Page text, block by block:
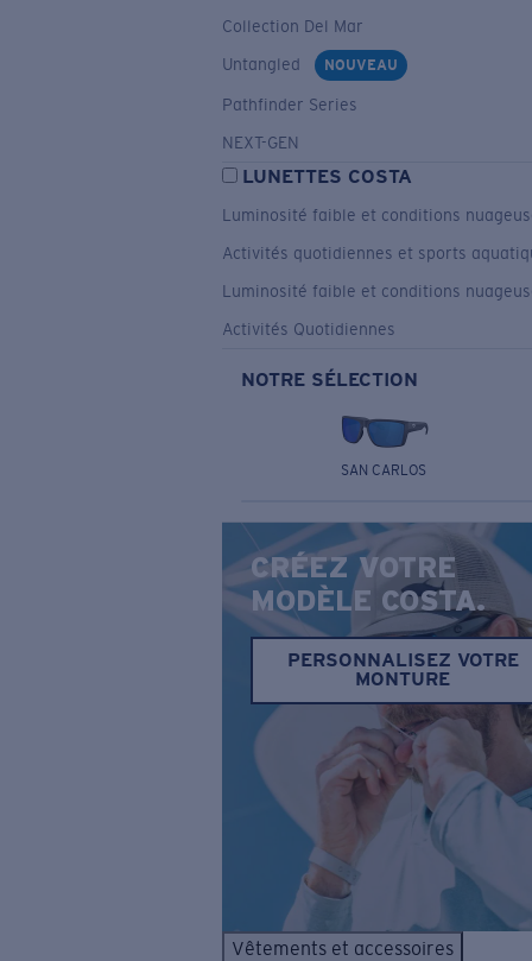
Collection Del Mar
Untangled
NOUVEAU
Pathfinder Series
NEXT-GEN
LUNETTES COSTA
Luminosité faible et conditions
Activités quotidiennes et sports
Luminosité faible et conditions
Activités Quotidiennes
NOTRE SÉLECTION
SAN CARLOS
CRÉEZ VOTRE
MODÈLE COSTA.
PERSONNALISEZ VOTRE
MONTURE
Vêtements et accessoires